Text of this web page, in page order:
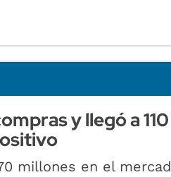
y llegó a 110
millones en el